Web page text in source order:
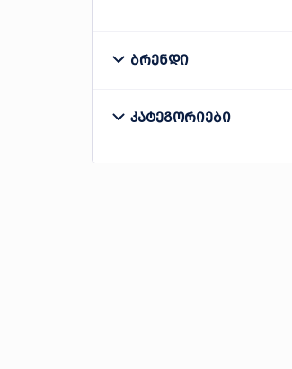
ბრენდი
კატეგორიები
შესაწამლი აპარატი